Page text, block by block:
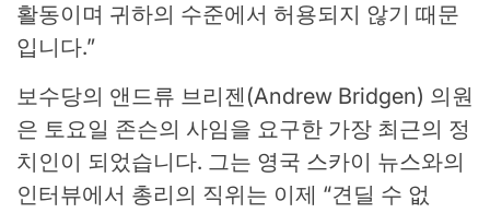
활동이며 귀하의 수준에서 허용되지 않기 때문
입니다.”
보수당의 앤드류 브리젠(Andrew Bridgen) 의원
은 토요일 존슨의 사임을 요구한 가장 최근의 정
치인이 되었습니다. 그는 영국 스카이 뉴스와의
인터뷰에서 총리의 직위는 이제 “견딜 수 없